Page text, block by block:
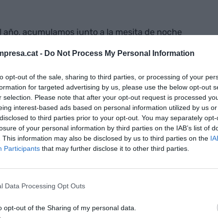
- Do Not Process My Personal Information
opt-out of the sale, sharing to third parties, or processing of your
for targeted advertising by us, please use the below opt-out
selection. Please note that after your opt-out request is processed
interest-based ads based on personal information utilized by us
to third parties prior to your opt-out. You may separately
of your personal information by third parties on the IAB’s list of
This information may also be disclosed by us to third parties on the
Participants that may further disclose it to other third parties.
Data Processing Opt Outs
opt-out of the Sharing of my personal data.
año, acumulamos junto a la mesita de noche
los leyeramos más deprisa) caen por su propio
las vacaciones, las redes sociales se llenan de
dicen "por fin, vacaciones" o "ahora sí que no
en la playa, por no trabajar,
las ganas y la tranquilidad necesaria para
si por el hecho de no trabajar todas las
por arte de magia, y disponemos de todo
placer, tiempo libre o ganas de hacer cosas es
mundo. Cuando no trabajamos, en primer
personas que se ponen enfermas cuando
ya otras muchas les cuesta esfuerzos